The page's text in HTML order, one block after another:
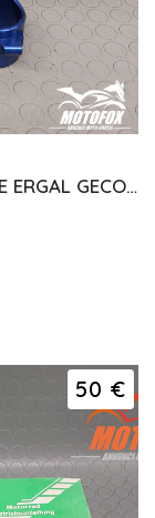
PIASTRE YAMAHA YZF YZ WRF NUOVE ERGAL GECO RISER
50 €